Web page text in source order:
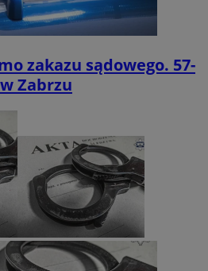
zakazu sądowego. 57-
Zabrzu